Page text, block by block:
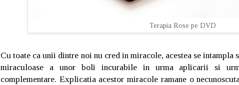
Terapia Rose pe DVD
Cu toate ca unii dintre noi nu cred in miracole, acestea se
miraculoase a unor boli incurabile in urma aplicarii si
complementare. Explicatia acestor miracole ramane o